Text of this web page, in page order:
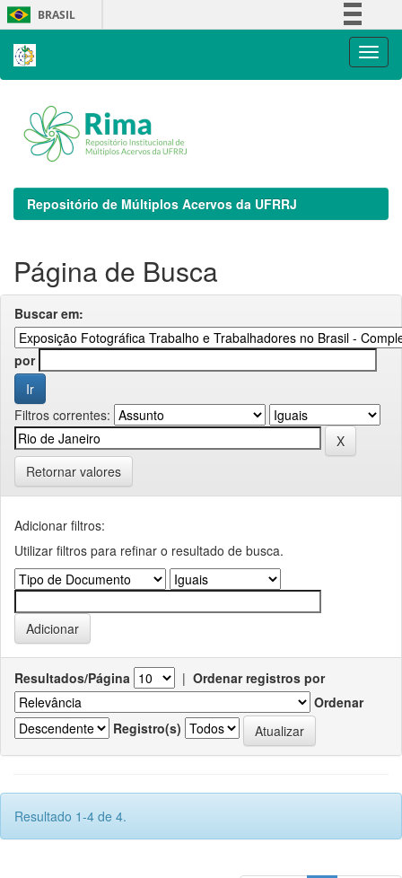
Skip
navigation
BRASIL
Repositório de Múltiplos Acervos da UFRRJ
Página de Busca
Buscar em:
por
Filtros correntes:
Retornar valores
Adicionar filtros:
Utilizar filtros para refinar o resultado de busca.
Resultados/Página | Ordenar registros por
Ordenar
Registro(s)
Resultado 1-4 de 4.